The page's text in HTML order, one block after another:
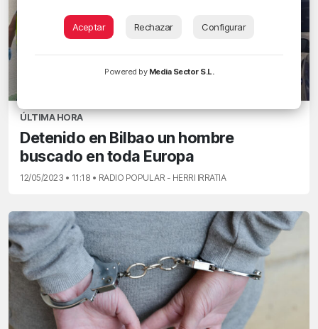
ÚLTIMA HORA
Detenido en Bilbao un hombre
buscado en toda Europa
12/05/2023 • 11:18 • RADIO POPULAR - HERRI IRRATIA
Aceptar Rechazar Configurar
Powered by Media Sector S.L.